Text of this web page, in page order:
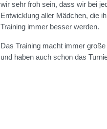
wir sehr froh sein, dass wir bei
Entwicklung aller Mädchen, die
Training immer besser werden.
Das Training macht immer
und haben auch schon das